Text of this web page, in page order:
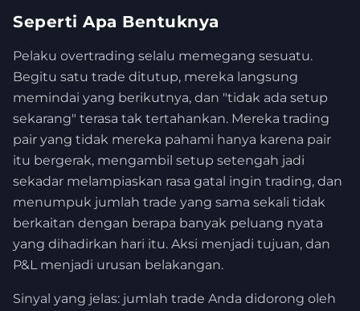
Seperti Apa Bentuknya
Pelaku overtrading selalu memegang sesuatu.
Begitu satu trade ditutup, mereka langsung
memindai yang berikutnya, dan "tidak ada setup
sekarang" terasa tak tertahankan. Mereka trading
pair yang tidak mereka pahami hanya karena pair
itu bergerak, mengambil setup setengah jadi
sekadar melampiaskan rasa gatal ingin trading, dan
menumpuk jumlah trade yang sama sekali tidak
berkaitan dengan berapa banyak peluang nyata
yang dihadirkan hari itu. Aksi menjadi tujuan, dan
P&L menjadi urusan belakangan.
Sinyal yang jelas: jumlah trade Anda didorong oleh